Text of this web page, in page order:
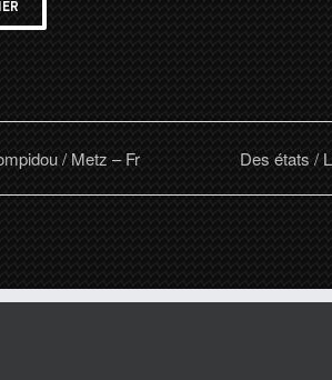
/ Metz – Fr Des états /